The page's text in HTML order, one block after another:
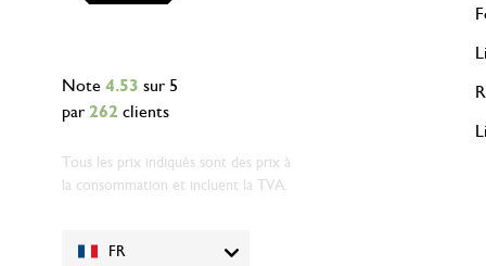
FR
Note 4.53 sur 5
par 262 clients
Tous les prix indiqués sont des prix à
la consommation et incluent la TVA.